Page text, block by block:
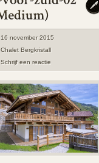
16 november 2015
Chalet Bergkristall
Schrijf een reactie